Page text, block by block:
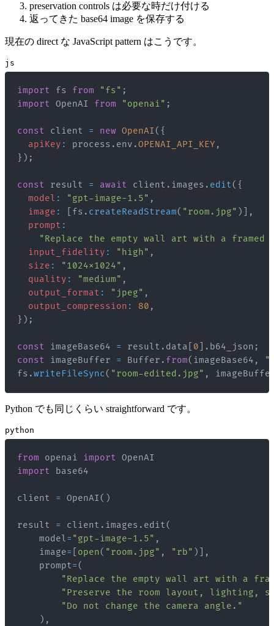
preservation controls は必要な時だけ付ける
返ってきた base64 image を保存する
現在の direct な JavaScript pattern はこうです。
js
import fs from "fs" ;
import OpenAI from "openai" ;
const client = new OpenAI( {
apiKey : process . env .OPENAI_API_KEY ,
} ) ;
const result = await client . images . edit( {
model : "gpt-image-1.5" ,
image : fs . createReadStream( "room.jpg" )
,
prompt :
"Replace the empty wall art with a
input_fidelity : "high" ,
size : "1024x1024" ,
quality : "medium" ,
output_format : "jpeg" ,
output_compression : 80 ,
} ) ;
const imageBase64 = result . data 0 . b64_json ;
const imageBuffer = Buffer . from( imageBase64 ,
fs .writeFileSync( "room-edited.jpg" ,
Python でも同じくらい straightforward です。
python
from openai import
import
client = OpenAI( )
result = client . images . edit(
    model
= "gpt-image-1.5" ,
    image
= open( "room.jpg" , "rb" )
,
    prompt
=(
"Replace the empty wall art with a
"Preserve the room layout, lighting,
"Do not change the camera angle."
) ,